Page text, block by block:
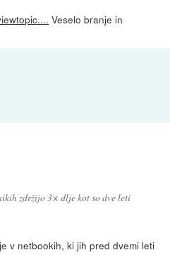
Veselo branje in
zdržijo 3× dlje kot so dve leti
v netbookih, ki jih pred dvemi leti